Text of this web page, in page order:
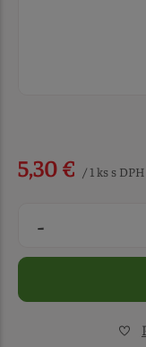
5,30 € / 1 ks s DPH
-